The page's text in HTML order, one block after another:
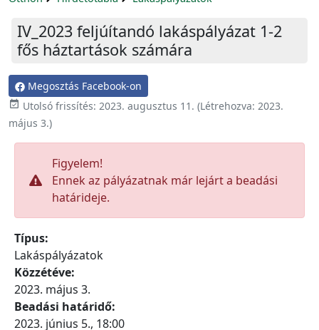
IV_2023 feljúítandó lakáspályázat 1-2
fős háztartások számára
Megosztás Facebook-on
 Utolsó frissítés: 2023. augusztus 11. (Létrehozva: 2023.
május 3.)
Figyelem!
Ennek az pályázatnak már lejárt a beadási
határideje.
Típus:
Lakáspályázatok
Közzétéve:
2023. május 3.
Beadási határidő:
2023. június 5., 18:00